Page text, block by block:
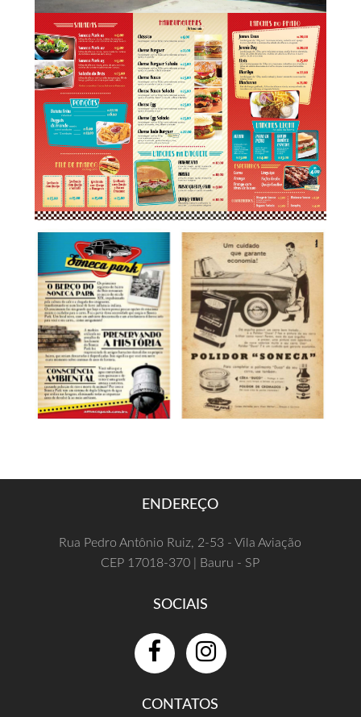
ENDEREÇO
Rua Pedro Antônio Ruiz, 2-53 - Vila Aviação
CEP 17018-370 | Bauru - SP
SOCIAIS
CONTATOS